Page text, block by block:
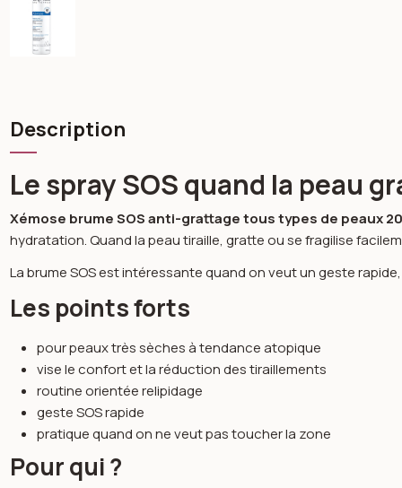
Description
Le spray SOS quand la peau
Xémose brume SOS anti-grattage tous types de peaux
hydratation. Quand la peau tiraille, gratte ou se fragilise
La brume SOS est intéressante quand on veut un geste
Les points forts
pour peaux très sèches à tendance atopique
vise le confort et la réduction des tiraillements
routine orientée relipidage
geste SOS rapide
pratique quand on ne veut pas toucher la zone
Pour qui ?